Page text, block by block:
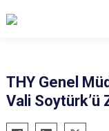
THY Genel
Vali Soytürk’ü